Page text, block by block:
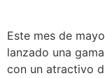
Este mes de
lanzado una
con un atractivo